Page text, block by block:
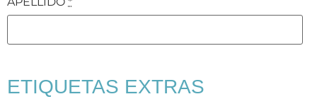
ETIQUETAS EXTRAS